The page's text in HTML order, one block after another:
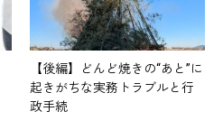
【後編】どんど焼きの“あと”に
起きがちな実務トラブルと行
政手続